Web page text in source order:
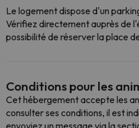
Le logement dispose d'un
Vérifiez directement auprès de
possibilité de réserver la place
Conditions pour les
Cet hébergement accepte les
consulter ses conditions, il est
envoyiez un message via la